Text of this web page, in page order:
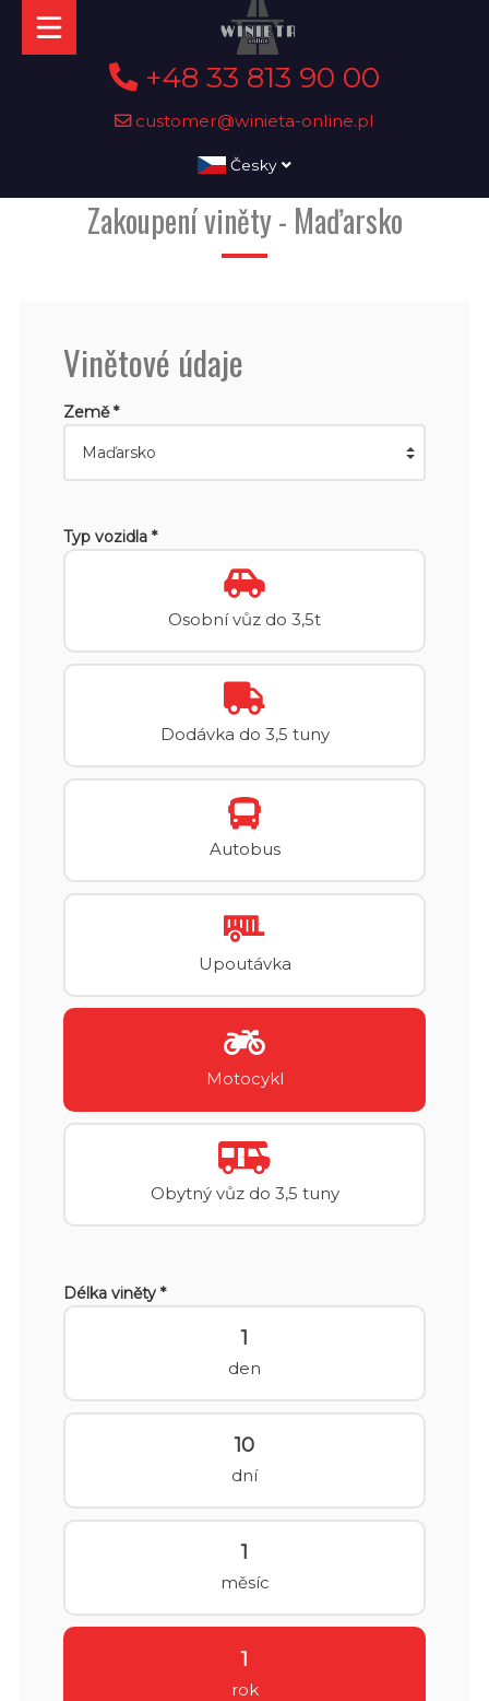
+48 33 813 90 00
customer@winieta-online.pl
Česky
Zakoupení viněty - Maďarsko
Vinětové údaje
Země *
Typ vozidla *
Osobní vůz do 3,5t
Dodávka do 3,5 tuny
Autobus
Upoutávka
Motocykl
Obytný vůz do 3,5 tuny
Délka viněty *
1
den
10
dní
1
měsíc
1
rok